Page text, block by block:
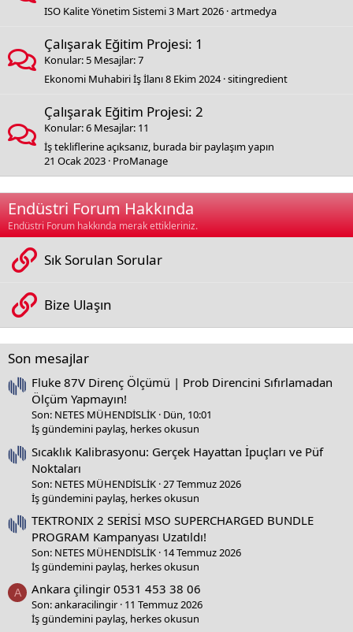
ISO Kalite Yönetim Sistemi3 Mart 2026 artmedya
Çalışarak Eğitim Projesi: 1
Konular 5 Mesajlar 7
Ekonomi Muhabiri İş İlanı8 Ekim 2024 sitingredient
Çalışarak Eğitim Projesi: 2
Konular 6 Mesajlar 11
İş tekliflerine açıksanız, burada bir paylaşım yapın
21 Ocak 2023 ProManage
Endüstri Forum Hakkında
Endüstri Forum hakkında merak ettikleriniz.
Sık Sorulan Sorular
Bize Ulaşın
Son mesajlar
Fluke 87V Direnç Ölçümü | Prob Direncini Sıfırlamadan
Ölçüm Yapmayın!
Son: NETES MÜHENDİSLİK Dün, 10:01
İş gündemini paylaş, herkes okusun
Sıcaklık Kalibrasyonu: Gerçek Hayattan İpuçları ve Püf
Noktaları
Son: NETES MÜHENDİSLİK 27 Temmuz 2026
İş gündemini paylaş, herkes okusun
TEKTRONIX 2 SERİSİ MSO SUPERCHARGED BUNDLE
PROGRAM Kampanyası Uzatıldı!
Son: NETES MÜHENDİSLİK 14 Temmuz 2026
İş gündemini paylaş, herkes okusun
A Ankara çilingir 0531 453 38 06
Son: ankaracilingir 11 Temmuz 2026
İş gündemini paylaş, herkes okusun